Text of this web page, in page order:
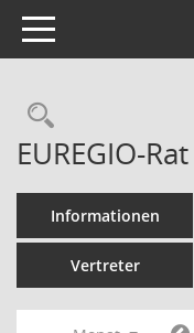
Toggle navigation
EUREGIO-
Informationen
Vertreter